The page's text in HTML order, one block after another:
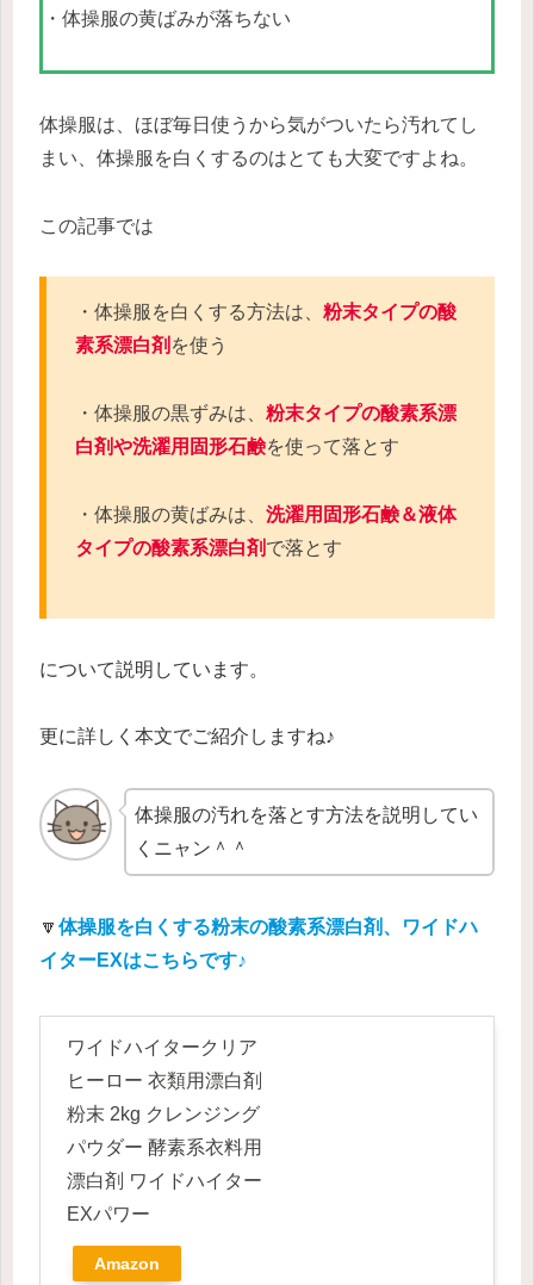
・体操服の黄ばみが落ちない
体操服は、ほぼ毎日使うから気がついたら汚れてし
まい、体操服を白くするのはとても大変ですよね。
この記事では
・体操服を白くする方法は、 粉末タイプの酸
素系漂白剤 を使う
・体操服の黒ずみは、 粉末タイプの酸素系漂
白剤や洗濯用固形石鹸を使って落とす
・体操服の黄ばみは、 洗濯用固形石鹸＆液体
タイプの酸素系漂白剤 で落とす
について説明しています。
更に詳しく本文でご紹介しますね♪
体操服の汚れを落とす方法を説明してい
くニャン＾＾
🔽 体操服を白くする粉末の酸素系漂白剤、ワイドハ
イターEXはこちらです♪
ワイドハイタークリア
ヒーロー 衣類用漂白剤
粉末 2kg クレンジング
パウダー 酵素系衣料用
漂白剤 ワイドハイター
EXパワー
Amazon